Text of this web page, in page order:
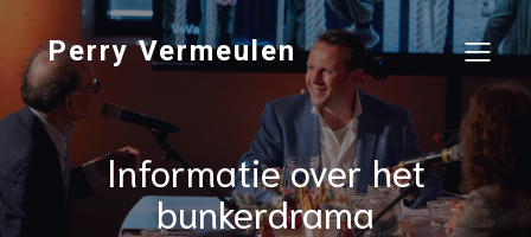
Perry Vermeulen
Informatie over het
bunkerdrama